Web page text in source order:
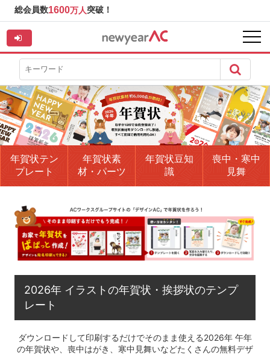
総会員数1600万人突破！
年賀状テン
プレート
年賀状素
材・パーツ
年賀状豆知
識
喪中・寒中
見舞
2026年 イラストの年賀状・挨拶状のテンプ
レート
ダウンロードして印刷するだけでそのまま使える2026年 午年
の年賀状や、喪中はがき、寒中見舞いなどたくさんの無料デザ